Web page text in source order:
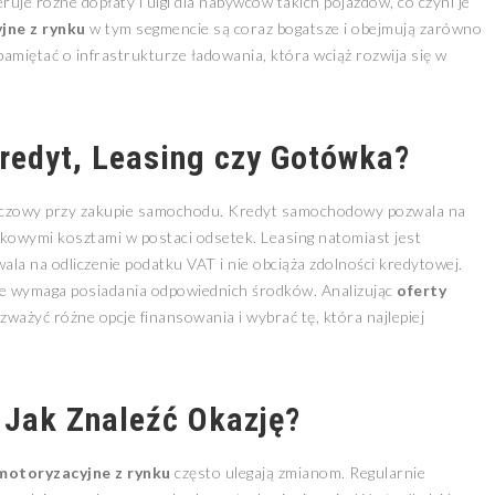
z rynku w tym segmencie są coraz bogatsze i obejmują zarówno
o infrastrukturze ładowania, która wciąż rozwija się w
Leasing czy Gotówka?
przy zakupie samochodu. Kredyt samochodowy pozwala na
kosztami w postaci odsetek. Leasing natomiast jest
na odliczenie podatku VAT i nie obciąża zdolności kredytowej.
posiadania odpowiednich środków. Analizując oferty
różne opcje finansowania i wybrać tę, która najlepiej
Znaleźć Okazję?
z rynku często ulegają zmianom. Regularnie